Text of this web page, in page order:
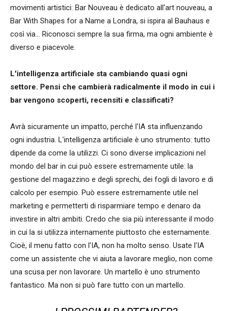
movimenti artistici: Bar Nouveau è dedicato all'art nouveau, a
Bar With Shapes for a Name a Londra, si ispira al Bauhaus e
così via... Riconosci sempre la sua firma, ma ogni ambiente è
diverso e piacevole.
L'intelligenza artificiale sta cambiando quasi ogni
settore. Pensi che cambierà radicalmente il modo in cui i
bar vengono scoperti, recensiti e classificati?
Avrà sicuramente un impatto, perché l'IA sta influenzando
ogni industria. L'intelligenza artificiale è uno strumento: tutto
dipende da come la utilizzi. Ci sono diverse implicazioni nel
mondo del bar in cui può essere estremamente utile: la
gestione del magazzino e degli sprechi, dei fogli di lavoro e di
calcolo per esempio. Può essere estremamente utile nel
marketing e permetterti di risparmiare tempo e denaro da
investire in altri ambiti. Credo che sia più interessante il modo
in cui la si utilizza internamente piuttosto che esternamente.
Cioè, il menu fatto con l'IA, non ha molto senso. Usate l'IA
come un assistente che vi aiuta a lavorare meglio, non come
una scusa per non lavorare. Un martello è uno strumento
fantastico. Ma non si può fare tutto con un martello.